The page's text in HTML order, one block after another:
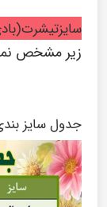
زیر مشخص
جدول سایز